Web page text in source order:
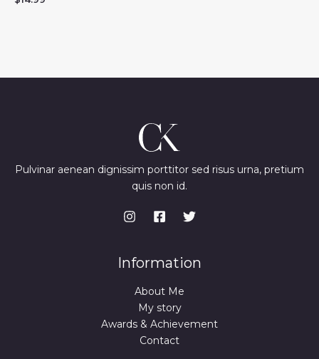
Pulvinar aenean dignissim porttitor sed risus urna, pretium
quis non id.
Information
About Me
My story
Awards & Achievement
Contact